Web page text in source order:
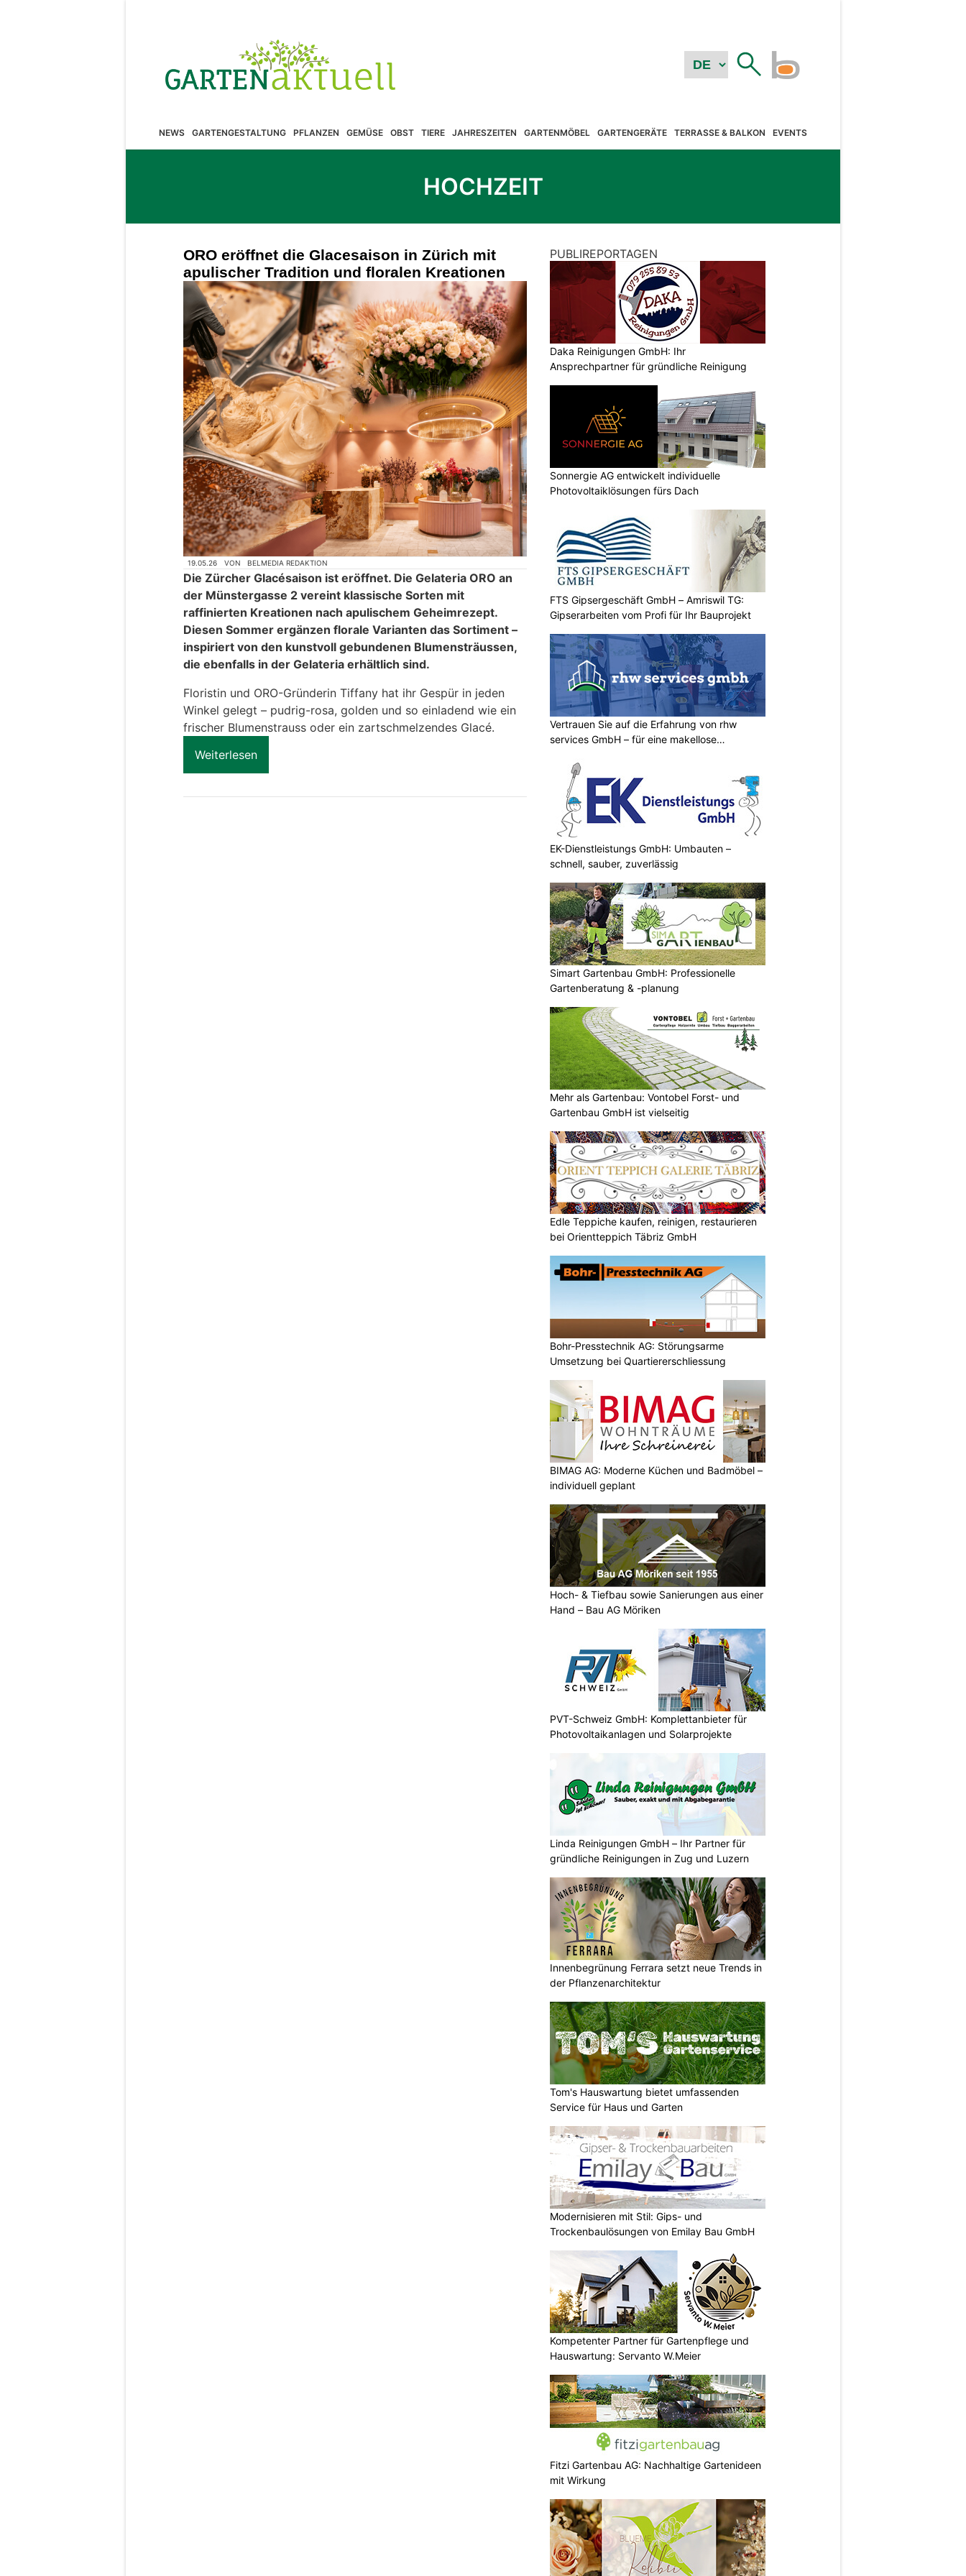
NEWS GARTENGESTALTUNG PFLANZEN GEMÜSE OBST TIERE JAHRESZEITEN GARTENMÖBEL GARTENGERÄTE TERRASSE & BALKON EVENTS
HOCHZEIT
ORO eröffnet die Glacesaison in Zürich mit
apulischer Tradition und floralen Kreationen
19.05.26 VON BELMEDIA REDAKTION
Die Zürcher Glacésaison ist eröffnet. Die Gelateria ORO an
der Münstergasse 2 vereint klassische Sorten mit
raffinierten Kreationen nach apulischem Geheimrezept.
Diesen Sommer ergänzen florale Varianten das Sortiment –
inspiriert von den kunstvoll gebundenen Blumensträussen,
die ebenfalls in der Gelateria erhältlich sind.
Floristin und ORO-Gründerin Tiffany hat ihr Gespür in jeden
Winkel gelegt – pudrig-rosa, golden und so einladend wie ein
frischer Blumenstrauss oder ein zartschmelzendes Glacé.
Weiterlesen
PUBLIREPORTAGEN
Daka Reinigungen GmbH: Ihr
Ansprechpartner für gründliche Reinigung
Sonnergie AG entwickelt individuelle
Photovoltaiklösungen fürs Dach
FTS Gipsergeschäft GmbH – Amriswil TG:
Gipserarbeiten vom Profi für Ihr Bauprojekt
Vertrauen Sie auf die Erfahrung von rhw
services GmbH – für eine makellose
EK-Dienstleistungs GmbH: Umbauten –
schnell, sauber, zuverlässig
Simart Gartenbau GmbH: Professionelle
Gartenberatung & -planung
Mehr als Gartenbau: Vontobel Forst- und
Gartenbau GmbH ist vielseitig
Edle Teppiche kaufen, reinigen, restaurieren
bei Orientteppich Täbriz GmbH
Bohr-Presstechnik AG: Störungsarme
Umsetzung bei Quartiererschliessung
BIMAG AG: Moderne Küchen und Badmöbel –
individuell geplant
Hoch- & Tiefbau sowie Sanierungen aus einer
Hand – Bau AG Möriken
PVT-Schweiz GmbH: Komplettanbieter für
Photovoltaikanlagen und Solarprojekte
Linda Reinigungen GmbH – Ihr Partner für
gründliche Reinigungen in Zug und Luzern
Innenbegrünung Ferrara setzt neue Trends in
der Pflanzenarchitektur
Tom's Hauswartung bietet umfassenden
Service für Haus und Garten
Modernisieren mit Stil: Gips- und
Trockenbaulösungen von Emilay Bau GmbH
Kompetenter Partner für Gartenpflege und
Hauswartung: Servanto W.Meier
Fitzi Gartenbau AG: Nachhaltige Gartenideen
mit Wirkung